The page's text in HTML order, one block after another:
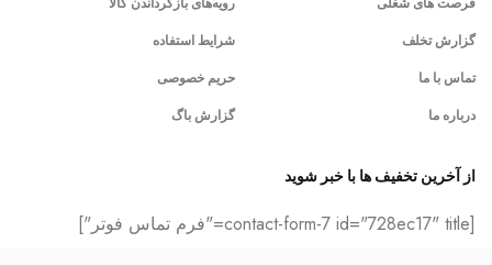
فرصت های شغلی
گزارش تخلف
تماس با ما
درباره ما
رویه‌های بازگرداندن کالا
شرایط استفاده
حریم خصوصی
گزارش باگ
از آخرین تخفیف ها با خبر شوید
[contact-form-7 id="728ec17" title="فرم تماس فوتر"]